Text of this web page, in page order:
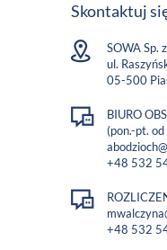
Skontaktuj
SOWA Sp.
ul.
05-500
BIURO
(pon.-pt.
+48 532
+48 532